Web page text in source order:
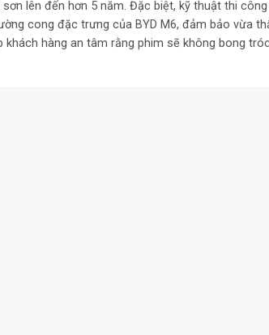
lên đến hơn 5 năm. Đặc biệt, kỹ thuật thi
cong đặc trưng của BYD M6, đảm bảo vừa
hàng an tâm rằng phim sẽ không bong